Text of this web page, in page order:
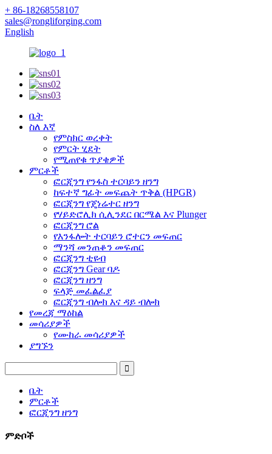
+ 86-18268558107
sales@rongliforging.com
English
ቤት
ስለ እኛ
የምስክር ወረቀት
የምርት ሂደት
የሚጠየቁ ጥያቄዎች
ምርቶች
ፎርጂንግ የንፋስ ተርባይን ዘንግ
ከፍተኛ ግፊት መፍጨት ጥቅል (HPGR)
ፎርጂንግ የጄነሬተር ዘንግ
የሃይድሮሊክ ሲሊንደር በርሜል እና Plunger
ፎርጂንግ ሮል
የእንፋሎት ተርባይን ሮተርን መፍጠር
ማንሻ መንጠቆን መፍጠር
ፎርጂንግ ቲዩብ
ፎርጂንግ Gear ባዶ
ፎርጂንግ ዘንግ
ፍላጅ መፈልፈያ
ፎርጂንግ ብሎክ እና ዳይ ብሎክ
የመረጃ ማዕከል
መሳሪያዎች
የሙከራ መሳሪያዎች
ያግኙን
ቤት
ምርቶች
ፎርጂንግ ዘንግ
ምድቦች